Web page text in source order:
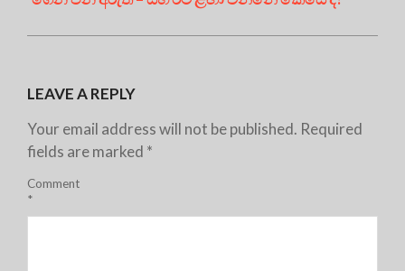
LEAVE A REPLY
Your email address will not be published. Required
fields are marked *
Comment
*